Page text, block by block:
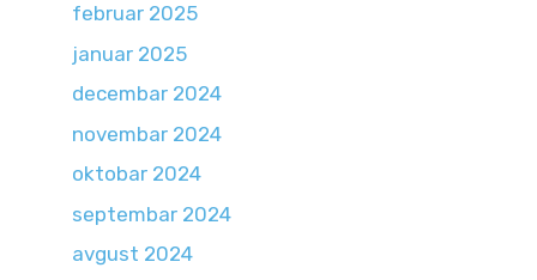
februar 2025
januar 2025
decembar 2024
novembar 2024
oktobar 2024
septembar 2024
avgust 2024